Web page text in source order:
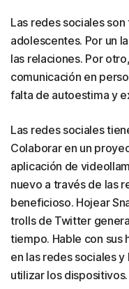
Las redes sociales
adolescentes. Por un
las relaciones. Por
comunicación en
falta de autoestima y
Las redes sociales
Colaborar en un
aplicación de
nuevo a través de las
beneficioso. Hojear
trolls de Twitter
tiempo. Hable con sus
en las redes sociales
utilizar los dispositivos.